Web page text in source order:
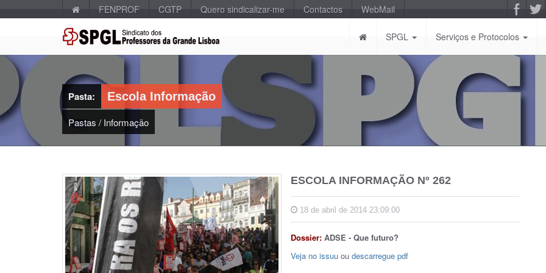
FENPROF CGTP Quero sindicalizar-me Contactos WebMail
SPGL Serviços e Protocolos
Pasta: Escola Informação
Pastas / Informação
ESCOLA INFORMAÇÃO Nº 262
18 de abril de 2014 23:09:00
Dossier: ADSE - Que futuro?
Veja no issuu ou descarregue pdf